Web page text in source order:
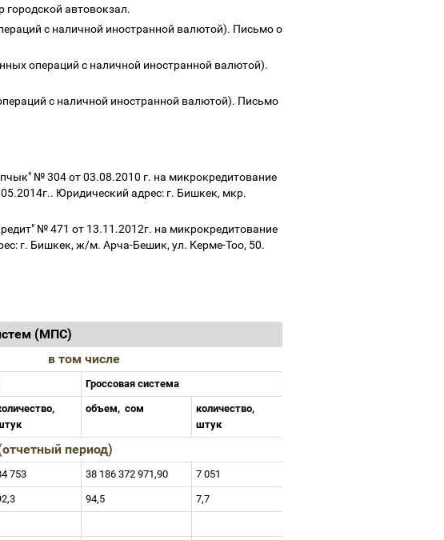
городской автовокзал.
с наличной иностранной валютой). Письмо о
операций с наличной иностранной валютой).
с наличной иностранной валютой). Письмо
№ 304 от 03.08.2010 г. на микрокредитование
Юридический адрес: г. Бишкек, мкр.
№ 471 от 13.11.2012г. на микрокредитование
г. Бишкек, ж/м. Арча-Бешик, ул. Керме-Тоо, 50.
(МПС)
в том числе
Гроссовая система
объем, сом
количество,
штук
период)
753 38 186 372 971,90 7 051
94,5 7,7